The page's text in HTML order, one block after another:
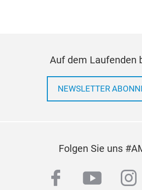
Auf dem Laufenden
NEWSLETTER
Folgen Sie uns
facebook
youtube